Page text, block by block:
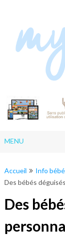
MENU
Accueil
Info bébé
Des bébés
Des